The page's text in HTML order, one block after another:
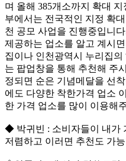
며 올해 385개소까지 확대
부에서는 전국적인 지정 확
천 공모 사업을 진행중입니
제공하는 업소를 알고 계시
집이나 인천광역시 누리집
는 팝업창을 통해 추천해 주
정되면 순은 기념메달을 선
에도 다양한 착한가격 업소
한 가격 업소를 많이 이용해
◆ 박귀빈 : 소비자들이 내가
저렴하고 이러면 추천도 가